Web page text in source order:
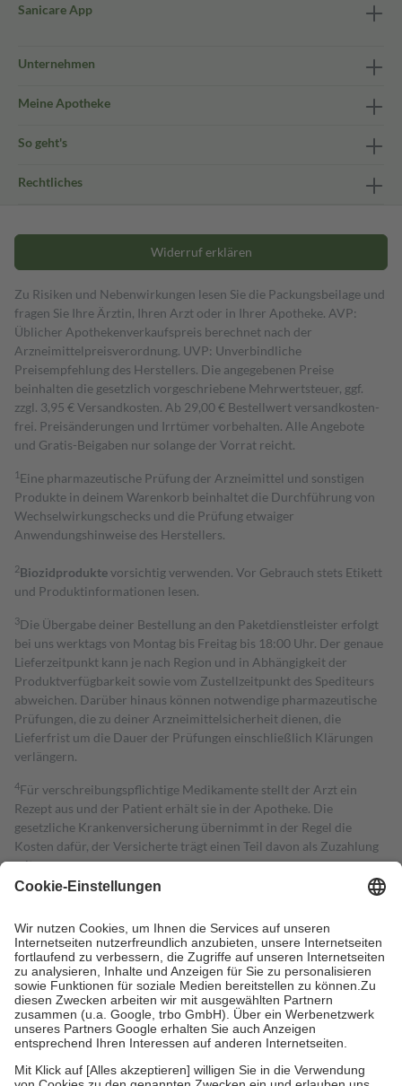
Sanicare App
Unternehmen
Meine Apotheke
So geht's
Rechtliches
Widerruf erklären
Zu Risiken und Nebenwirkungen lesen Sie die Packungsbeilage und
fragen Sie Ihre Ärztin, Ihren Arzt oder in Ihrer Apotheke. AVP:
Üblicher Apothekenverkaufspreis berechnet nach der
Arzneimittelpreisverordnung. UVP: Unverbindliche
Preisempfehlung des Herstellers. Die angegebenen Preise
beinhalten die gesetzlich vorgeschriebene Mehrwertsteuer, ggf.
zzgl. 3,95 € Versandkosten. Ab 29,00 € Bestell­wert versand­kosten­
frei. Preisänderungen und Irrtümer vorbehalten. Alle Angebote
und Gratis-Beigaben nur solange der Vorrat reicht.
1 Eine pharmazeutische Prüfung der Arzneimittel und sonstigen
Produkte in deinem Warenkorb beinhaltet die Durchführung von
Wechselwirkungschecks und die Prüfung etwaiger
Anwendungshinweise des Herstellers.
2Biozidproduktevorsichtig verwenden. Vor Gebrauch stets Etikett
und Produktinformationen lesen.
3Die Übergabe deiner Bestellung an den Paketdienstleister erfolgt
bei uns werktags von Montag bis Freitag bis 18:00 Uhr. Der genaue
Lieferzeitpunkt kann je nach Region und in Abhängigkeit der
Produktverfügbarkeit sowie vom Zustellzeitpunkt des Spediteurs
abweichen. Darüber hinaus können notwendige pharmazeutische
Prüfungen, die zu deiner Arzneimittelsicherheit dienen, die
Lieferfrist um die Dauer der Prüfungen einschließlich Klärungen
verlängern.
4Für verschreibungspflichtige Medikamente stellt der Arzt ein
Rezept aus und der Patient erhält sie in der Apotheke. Die
gesetzliche Krankenversicherung übernimmt in der Regel die
Kosten dafür, der Versicherte trägt einen Teil davon als Zuzahlung
mit.
Grundsätzlich leisten Mitglieder Zuzahlungen in Höhe von zehn
höchstens zehn Euro.
Es sind jedoch nie mehr als die tatsächlichen
Kosten der Leistung zu entrichten.
Diese Regeln gelten grundsätzlich auch für Online-Apotheken.
Bei Heilmitteln und häuslicher Krankenpflege beträgt die
Zuzahlung zehn Prozent der Kosten sowie zehn Euro je
Verordnung.
Um das Engagement der Versicherten für ihre eigene Gesundheit zu
stärken und die besondere Stellung der Familie zu unterstützen,
fallenkeine Zuzahlungenan bei: